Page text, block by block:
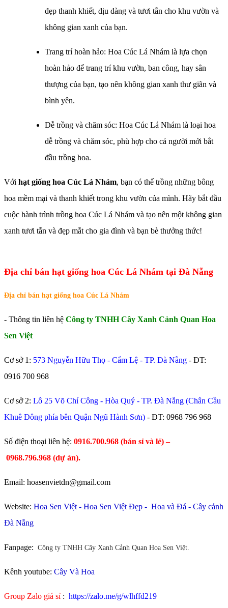
đẹp thanh khiết, dịu dàng và tươi tắn cho khu vườn và
không gian xanh của bạn.
Trang trí hoàn hảo: Hoa Cúc Lá Nhám là lựa chọn
hoàn hảo để trang trí khu vườn, ban công, hay sân
thượng của bạn, tạo nên không gian xanh thư giãn và
bình yên.
Dễ trồng và chăm sóc: Hoa Cúc Lá Nhám là loại hoa
dễ trồng và chăm sóc, phù hợp cho cả người mới bắt
đầu trồng hoa.
Với hạt giống hoa Cúc Lá Nhám, bạn có thể trồng những bông
hoa mềm mại và thanh khiết trong khu vườn của mình. Hãy bắt đầu
cuộc hành trình trồng hoa Cúc Lá Nhám và tạo nên một không gian
xanh tươi tắn và đẹp mắt cho gia đình và bạn bè thưởng thức!
Địa chỉ bán hạt giống hoa Cúc Lá Nhám tại Đà Nẵng
Địa chỉ bán hạt giống hoa Cúc Lá Nhám
- Thông tin liên hệ Công ty TNHH Cây Xanh Cảnh Quan Hoa
Sen Việt
Cơ sở 1: 573 Nguyễn Hữu Thọ - Cẩm Lệ - TP. Đà Nẵng - ĐT:
0916 700 968
Cơ sở 2: Lô 25 Võ Chí Công - Hòa Quý - TP. Đà Nẵng (Chân Cầu
Khuê Đông phía bên Quận Ngũ Hành Sơn) - ĐT: 0968 796 968
​Số điện thoại liên hệ: 0916.700.968 (bán sỉ và lẻ) –
0968.796.968 (dự án).
Email: hoasenvietdn@gmail.com
Website: Hoa Sen Việt - Hoa Sen Việt Đẹp - Hoa và Đá - Cây cảnh
Đà Nẵng
Fanpage: Công ty TNHH Cây Xanh Cảnh Quan Hoa Sen Việt.
Kênh youtube: Cây Và Hoa
Group Zalo giá sỉ : https://zalo.me/g/wlhffd219